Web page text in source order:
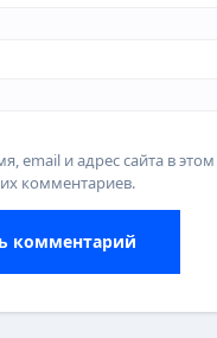
email и адрес сайта в
комментариев.